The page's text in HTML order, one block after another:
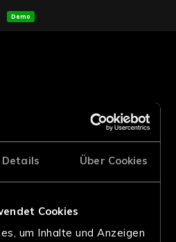
Details Über Cookies
Cookies
um Inhalte und Anzeigen
Demo